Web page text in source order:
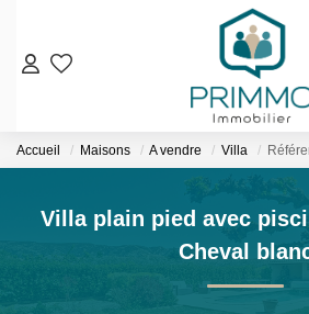
VENTES
Nos Biens En
Nos Biens Vendus
LOCATIONS
Accueil Maisons A vendre Villa
Villa plain pied avec
Cheval